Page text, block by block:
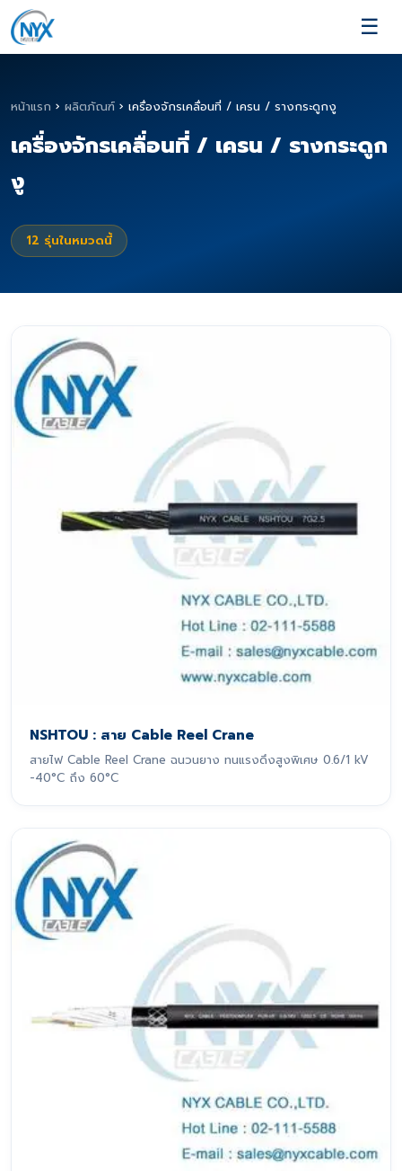
☰
หน้าแรก › ผลิตภัณฑ์ › เครื่องจักรเคลื่อนที่ / เครน / รางกระดูกงู
เครื่องจักรเคลื่อนที่ / เครน / รางกระดูก
งู
12 รุ่นในหมวดนี้
NSHTOU : สาย Cable Reel Crane
สายไฟ Cable Reel Crane ฉนวนยาง ทนแรงดึงสูงพิเศษ 0.6/1 kV
-40°C ถึง 60°C